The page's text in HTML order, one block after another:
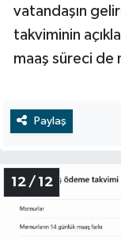
vatandaşın
takviminin
maaş süreci de
Paylaş
12 / 12